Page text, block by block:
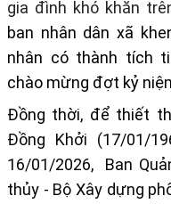
gia đình khó khăn
ban nhân dân xã
nhân có thành tích
chào mừng đợt kỷ
Đồng thời, để thiết
Đồng Khởi (17/01/
16/01/2026,
Ban
thủy - Bộ Xây dựng